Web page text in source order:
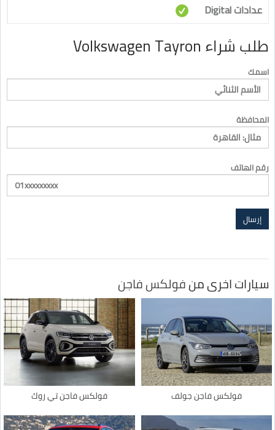
عدادات Digital
طلب شراء Volkswagen Tayron
اسمك
المحافظة
رقم الهاتف
سيارات اخرى منفولكس فاجن
فولكس فاجن جولف فولكس فاجن تي روك